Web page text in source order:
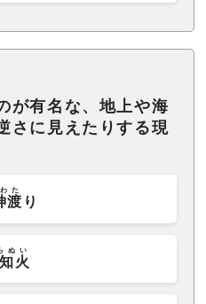
が有名な、地上や海
さに見えたりする現
渡
た
り
火
ぬい